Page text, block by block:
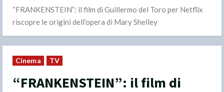
“FRANKENSTEIN”: il film di Guillermo del Toro per Netflix
riscopre le origini dell’opera di Mary Shelley
Cinema TV
“FRANKENSTEIN”: il film di